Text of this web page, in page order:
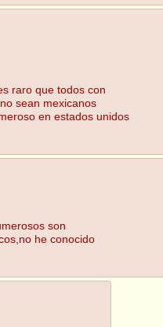
raro que todos con
sean mexicanos
en estados unidos
son
he conocido